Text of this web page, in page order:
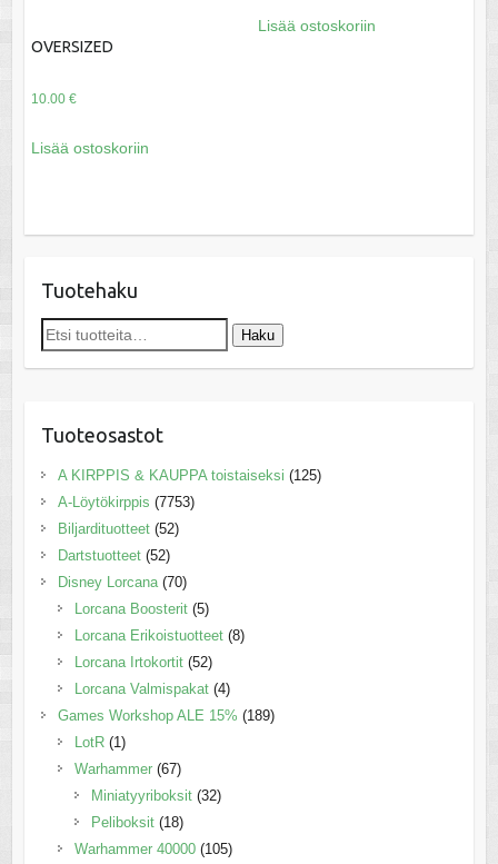
OVERSIZED
10.00 €
Lisää ostoskoriin
Lisää ostoskoriin
Tuotehaku
Etsi: Haku
Tuoteosastot
A KIRPPIS & KAUPPA toistaiseksi (125)
A-Löytökirppis (7753)
Biljardituotteet (52)
Dartstuotteet (52)
Disney Lorcana (70)
Lorcana Boosterit (5)
Lorcana Erikoistuotteet (8)
Lorcana Irtokortit (52)
Lorcana Valmispakat (4)
Games Workshop ALE 15% (189)
LotR (1)
Warhammer (67)
Miniatyyriboksit (32)
Peliboksit (18)
Warhammer 40000 (105)